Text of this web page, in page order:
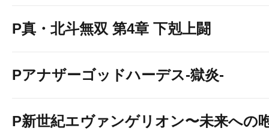
P真・北斗無双 第4章 下剋上闘
Pアナザーゴッドハーデス-獄炎-
P新世紀エヴァンゲリオン〜未来への